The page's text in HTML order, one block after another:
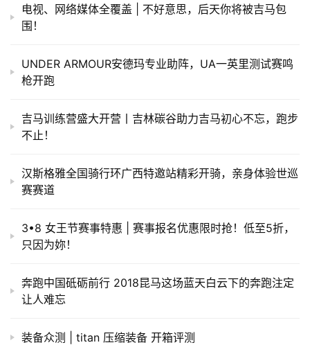
电视、网络媒体全覆盖 | 不好意思，后天你将被吉马包
围！
UNDER ARMOUR安德玛专业助阵，UA一英里测试赛鸣
枪开跑
吉马训练营盛大开营丨吉林碳谷助力吉马初心不忘，跑步
不止！
汉斯格雅全国骑行环广西特邀站精彩开骑，亲身体验世巡
赛赛道
3•8 女王节赛事特惠 | 赛事报名优惠限时抢！低至5折，
只因为妳！
奔跑中国砥砺前行 2018昆马这场蓝天白云下的奔跑注定
让人难忘
装备众测 | titan 压缩装备 开箱评测